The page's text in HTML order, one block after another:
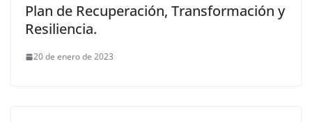
Plan de Recuperación, Transformación y
Resiliencia.
20 de enero de 2023